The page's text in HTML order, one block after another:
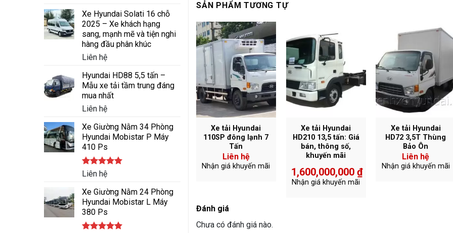
Xe Hyundai Solati 16 chỗ
2025 – Xe khách hạng
sang, mạnh mẽ và tiện nghi
hàng đầu phân khúc
Liên hệ
Hyundai HD88 5,5 tấn –
Mẫu xe tải tầm trung đáng
mua nhất
Liên hệ
Xe Giường Nằm 34 Phòng
Hyundai Mobistar P Máy
410 Ps
Được xếp
5.00
5 sao
Liên hệ
Xe Giường Nằm 24 Phòng
Hyundai Mobistar L Máy
380 Ps
SẢN PHẨM TƯƠNG TỰ
Xe tải Hyundai
110SP đông lạnh 7
Tấn
Liên hệ
Nhận giá khuyến mãi
Xe tải Hyundai
HD210 13,5 tấn: Giá
bán, thông số,
khuyến mãi
1,600,000,000 ₫
Nhận giá khuyến mãi
Xe tải Hyundai
HD72 3,5T Thùng
Bảo Ôn
Liên hệ
Nhận giá khuyến mãi
Đánh giá
Chưa có đánh giá nào.